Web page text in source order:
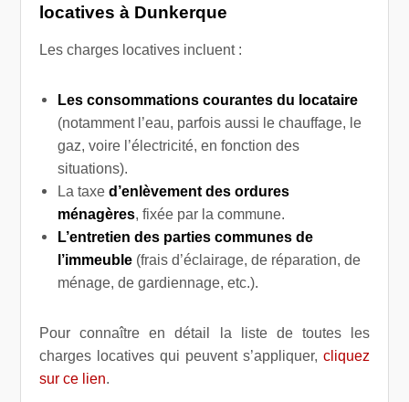
locatives à Dunkerque
Les charges locatives incluent :
Les consommations courantes du locataire
(notamment l’eau, parfois aussi le chauffage, le
gaz, voire l’électricité, en fonction des
situations).
La taxe d’enlèvement des ordures
ménagères, fixée par la commune.
L’entretien des parties communes de
l’immeuble (frais d’éclairage, de réparation, de
ménage, de gardiennage, etc.).
Pour connaître en détail la liste de toutes les
charges locatives qui peuvent s’appliquer, cliquez
sur ce lien.